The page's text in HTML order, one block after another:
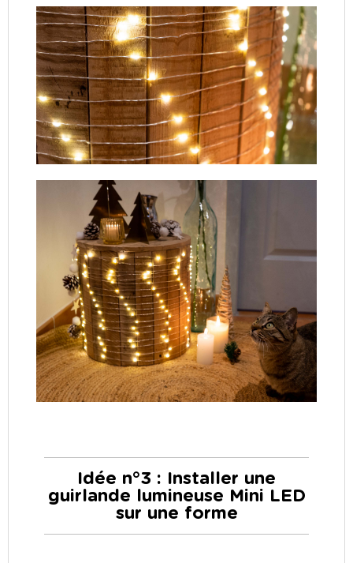
Idée n°3 : Installer une
guirlande lumineuse Mini LED
sur une forme